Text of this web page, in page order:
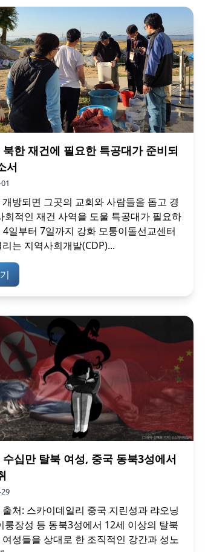
한 재건에 필요한 특공대가 준비되
서
방되면 그곳의 교회와 사람들을 돕고 경
회적인 재건 사역을 도울 특공대가 필요하
4일부터 7일까지 강화 모퉁이돌선교센터
는 지역사회개발(CDP)...
십만 탈북 여성, 중국 동북3성에서
처: 스카이데일리 중국 지린성과 랴오닝
룽장성 등 동북3성에서 12세 이상의 탈북
여성들을 상대로 한 조직적인 강간과 성노